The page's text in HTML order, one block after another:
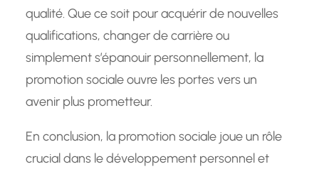
qualité. Que ce soit pour acquérir de nouvelles
qualifications, changer de carrière ou
simplement s’épanouir personnellement, la
promotion sociale ouvre les portes vers un
avenir plus prometteur.
En conclusion, la promotion sociale joue un rôle
crucial dans le développement personnel et